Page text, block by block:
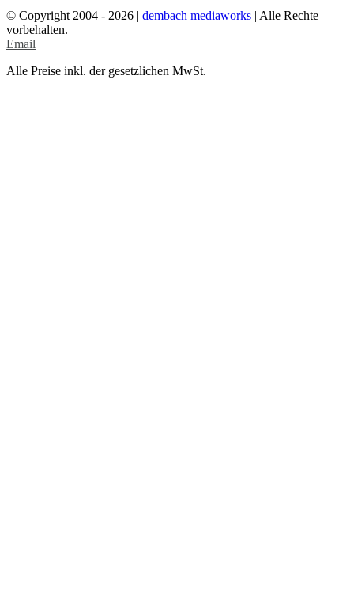
© Copyright 2004 - 2026 | dembach mediaworks | Alle Rechte
vorbehalten.
Email
Alle Preise inkl. der gesetzlichen MwSt.